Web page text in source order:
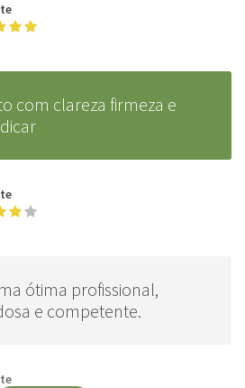
com clareza firmeza e
ótima profissional,
e competente.